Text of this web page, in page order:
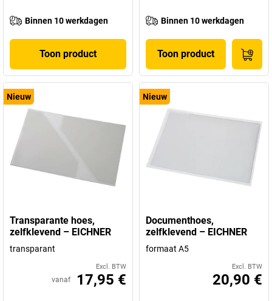
Binnen 10 werkdagen
Toon product
Binnen 10 werkdagen
Toon product
Nieuw
Transparante hoes,
zelfklevend – EICHNER
transparant
Excl. BTW
vanaf 17,95 €
Nieuw
Documenthoes,
zelfklevend – EICHNER
formaat A5
Excl. BTW
20,90 €